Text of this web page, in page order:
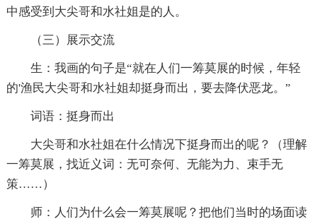
中感受到大尖哥和水社姐是的人。
（三）展示交流
生：我画的句子是“就在人们一筹莫展的时候，年轻
的'渔民大尖哥和水社姐却挺身而出，要去降伏恶龙。”
词语：挺身而出
大尖哥和水社姐在什么情况下挺身而出的呢？（理解
一筹莫展，找近义词：无可奈何、无能为力、束手无
策……）
师：人们为什么会一筹莫展呢？把他们当时的场面读